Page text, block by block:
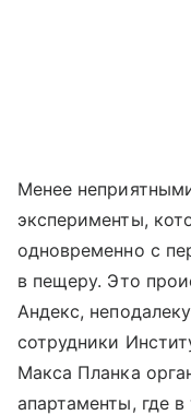
Менее
эксперименты,
одновременно с
в пещеру. Это
Андекс,
сотрудники
Макса Планка
апартаменты, где в